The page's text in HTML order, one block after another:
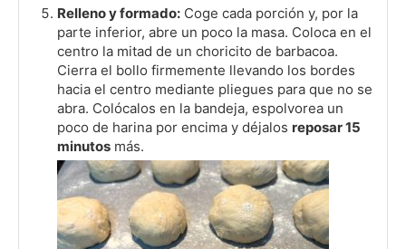
Relleno y formado: Coge cada porción y, por la
parte inferior, abre un poco la masa. Coloca en el
centro la mitad de un choricito de barbacoa.
Cierra el bollo firmemente llevando los bordes
hacia el centro mediante pliegues para que no se
abra. Colócalos en la bandeja, espolvorea un
poco de harina por encima y déjalos reposar 15
minutos más.